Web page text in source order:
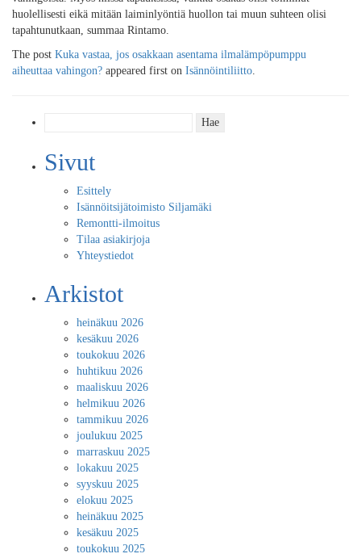
huolellisesti eikä mitään laiminlyöntiä huollon tai muun suhteen olisi
tapahtunutkaan, summaa Rintamo.
The post Kuka vastaa, jos osakkaan asentama ilmalämpöpumppu
aiheuttaa vahingon? appeared first on Isännöintiliitto.
Sivut
Esittely
Isännöitsijätoimisto Siljamäki
Remontti-ilmoitus
Tilaa asiakirjoja
Yhteystiedot
Arkistot
heinäkuu 2026
kesäkuu 2026
toukokuu 2026
huhtikuu 2026
maaliskuu 2026
helmikuu 2026
tammikuu 2026
joulukuu 2025
marraskuu 2025
lokakuu 2025
syyskuu 2025
elokuu 2025
heinäkuu 2025
kesäkuu 2025
toukokuu 2025